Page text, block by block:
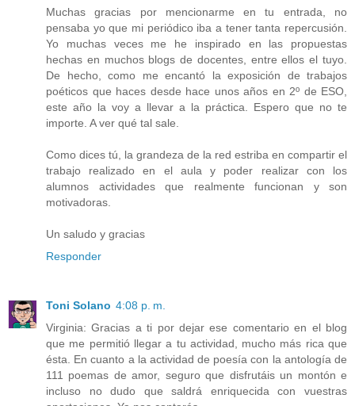
Muchas gracias por mencionarme en tu entrada, no
pensaba yo que mi periódico iba a tener tanta repercusión.
Yo muchas veces me he inspirado en las propuestas
hechas en muchos blogs de docentes, entre ellos el tuyo.
De hecho, como me encantó la exposición de trabajos
poéticos que haces desde hace unos años en 2º de ESO,
este año la voy a llevar a la práctica. Espero que no te
importe. A ver qué tal sale.
Como dices tú, la grandeza de la red estriba en compartir el
trabajo realizado en el aula y poder realizar con los
alumnos actividades que realmente funcionan y son
motivadoras.
Un saludo y gracias
Responder
Toni Solano 4:08 p. m.
Virginia: Gracias a ti por dejar ese comentario en el blog
que me permitió llegar a tu actividad, mucho más rica que
ésta. En cuanto a la actividad de poesía con la antología de
111 poemas de amor, seguro que disfrutáis un montón e
incluso no dudo que saldrá enriquecida con vuestras